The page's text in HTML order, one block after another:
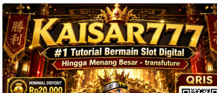
memesan,
semua
rincian
akomodasi
termasuk
nomor
telepon
dan
alamat